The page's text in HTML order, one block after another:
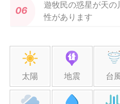
遊牧民の惑星が天
性があります
太陽 地震 台